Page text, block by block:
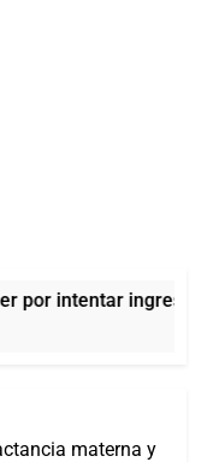
por intentar
materna y